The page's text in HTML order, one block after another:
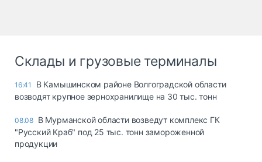
Склады и грузовые терминалы
16:41
В Камышинском районе Волгоградской области
возводят крупное зернохранилище на 30 тыс. тонн
08.08 В Мурманской области возведут комплекс ГК
"Русский Краб" под 25 тыс. тонн замороженной
продукции